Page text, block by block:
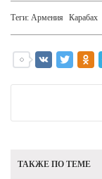
Теги: Армения Карабах
ТАКЖЕ ПО ТЕМЕ